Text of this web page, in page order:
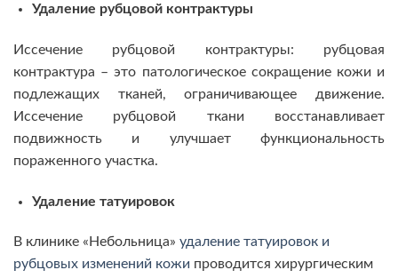
Удаление рубцовой контрактуры
Иссечение рубцовой контрактуры: рубцовая
контрактура – это патологическое сокращение кожи и
подлежащих тканей, ограничивающее движение.
Иссечение рубцовой ткани восстанавливает
подвижность и улучшает функциональность
пораженного участка.
Удаление татуировок
В клинике «Небольница» удаление татуировок и
рубцовых изменений кожи проводится хирургическим